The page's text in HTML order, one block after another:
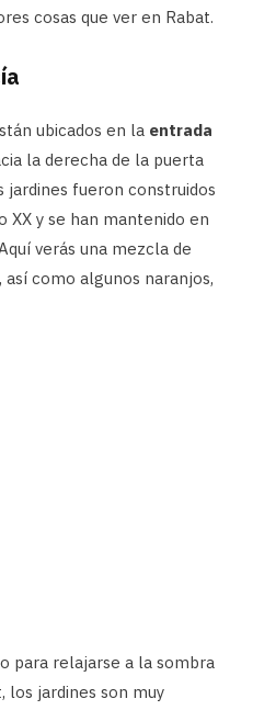
cosas que ver en Rabat.
ubicados en la entrada
la derecha de la puerta
jardines fueron construidos
y se han mantenido en
verás una mezcla de
como algunos naranjos,
para relajarse a la sombra
los jardines son muy